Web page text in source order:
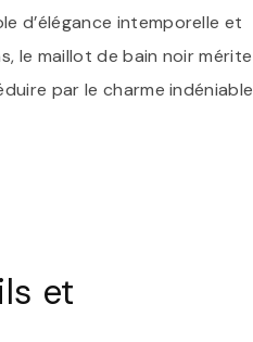
d’élégance intemporelle et
le maillot de bain noir mérite
par le charme indéniable
et